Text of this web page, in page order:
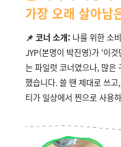
가장 오래 살아남
📌 코너 소개: 나를 위한 소
JYP(본명이 박진영)가 ‘이
는 파일럿 코너였으나, 많은
했습니다. 쓸 땐 제대로 쓰
티가 일상에서 찐으로 사용